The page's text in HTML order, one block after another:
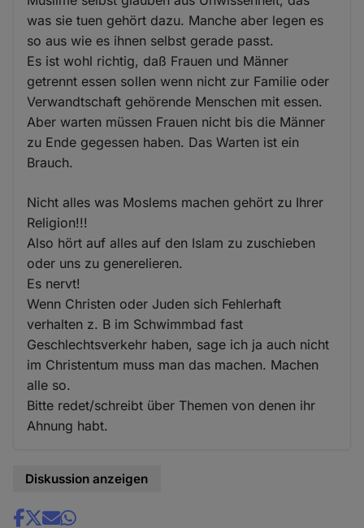
was sie tuen gehört dazu. Manche aber legen es
so aus wie es ihnen selbst gerade passt.
Es ist wohl richtig, daß Frauen und Männer
getrennt essen sollen wenn nicht zur Familie oder
Verwandtschaft gehörende Menschen mit essen.
Aber warten müssen Frauen nicht bis die Männer
zu Ende gegessen haben. Das Warten ist ein
Brauch.
Nicht alles was Moslems machen gehört zu Ihrer
Religion!!!
Also hört auf alles auf den Islam zu zuschieben
oder uns zu generelieren.
Es nervt!
Wenn Christen oder Juden sich Fehlerhaft
verhalten z. B im Schwimmbad fast
Geschlechtsverkehr haben, sage ich ja auch nicht
im Christentum muss man das machen. Machen
alle so.
Bitte redet/schreibt über Themen von denen ihr
Ahnung habt.
Diskussion anzeigen